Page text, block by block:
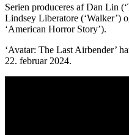
Serien produceres af Dan Lin
Lindsey Liberatore (‘Walker’)
‘American Horror Story’).
‘Avatar: The Last Airbender’
22. februar 2024.